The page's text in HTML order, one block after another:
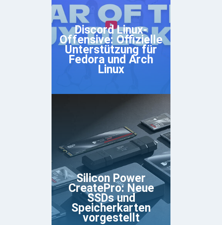
Discord Linux-
Offensive: Offizielle
Unterstützung für
Fedora und Arch
Linux
Silicon Power
CreatePro: Neue
SSDs und
Speicherkarten
vorgestellt